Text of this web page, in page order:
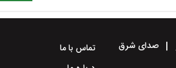
صدای شرق
تماس با ما